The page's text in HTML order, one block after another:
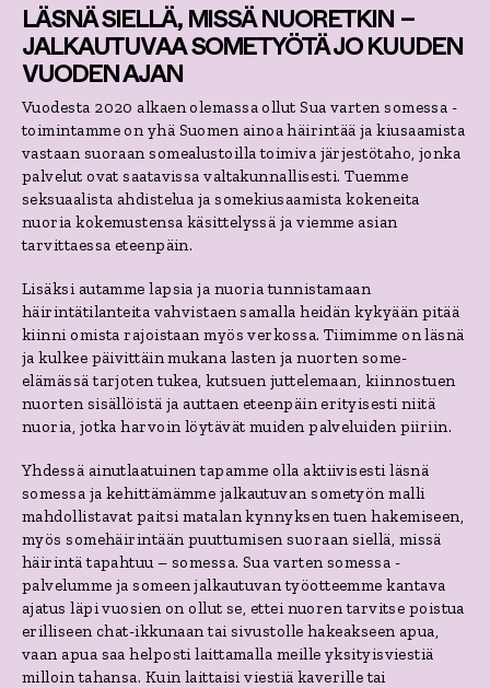
LÄSNÄ SIELLÄ, MISSÄ NUORETKIN –
JALKAUTUVAA SOMETYÖTÄ JO KUUDEN
VUODEN AJAN
Vuodesta 2020 alkaen olemassa ollut Sua varten somessa -
toimintammeon yhä Suomen ainoa häirintää ja kiusaamista
vastaan suoraan somealustoilla toimiva järjestötaho, jonka
palvelut ovat saatavissa valtakunnallisesti.Tuemme
seksuaalista ahdistelua ja somekiusaamista kokeneita
nuoria kokemustensa käsittelyssä ja viemme asian
tarvittaessa eteenpäin.
Lisäksi autamme lapsia ja nuoria tunnistamaan
häirintätilanteita vahvistaen samalla heidän kykyään pitää
kiinni omista rajoistaan myös verkossa. Tiimimme on läsnä
ja kulkee päivittäin mukana lasten ja nuorten some-
elämässä tarjoten tukea, kutsuen juttelemaan, kiinnostuen
nuorten sisällöistä ja auttaen eteenpäin erityisesti niitä
nuoria, jotka harvoin löytävät muiden palveluiden piiriin.
Yhdessä ainutlaatuinen tapamme olla aktiivisesti läsnä
somessa ja kehittämämme jalkautuvan sometyön malli
mahdollistavat paitsi matalan kynnyksen tuen hakemiseen,
myös somehäirintään puuttumisen suoraan siellä, missä
häirintä tapahtuu – somessa. Sua varten somessa -
palvelumme ja someen jalkautuvan työotteemme kantava
ajatus läpi vuosien on ollut se, ettei nuoren tarvitse poistua
erilliseen chat-ikkunaan tai sivustolle hakeakseen apua,
vaan apua saa helposti laittamalla meille yksityisviestiä
milloin tahansa. Kuin laittaisi viestiä kaverille tai